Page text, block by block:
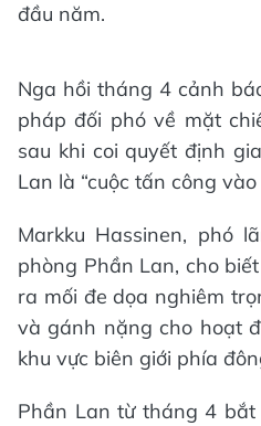
đầu năm.
Nga hồi tháng 4 cảnh
pháp đối phó về mặt
sau khi coi quyết định
Lan là “cuộc tấn công
Markku Hassinen, phó
phòng Phần Lan, cho
ra mối đe dọa nghiêm
và gánh nặng cho hoạt
khu vực biên giới phía
Phần Lan từ tháng 4